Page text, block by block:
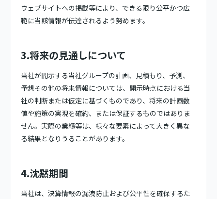
ウェブサイトへの掲載等により、できる限り公平かつ広
範に当該情報が伝達されるよう努めます。
3.将来の見通しについて
当社が開示する当社グループの計画、見積もり、予測、
予想その他の将来情報については、開示時点における当
社の判断または仮定に基づくものであり、将来の計画数
値や施策の実現を確約、または保証するものではありま
せん。実際の業績等は、様々な要素によって大きく異な
る結果となりうることがあります。
4.沈黙期間
当社は、決算情報の漏洩防止および公平性を確保するた